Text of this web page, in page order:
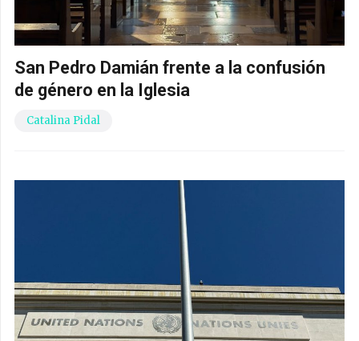
San Pedro Damián frente a la confusión
de género en la Iglesia
Catalina Pidal